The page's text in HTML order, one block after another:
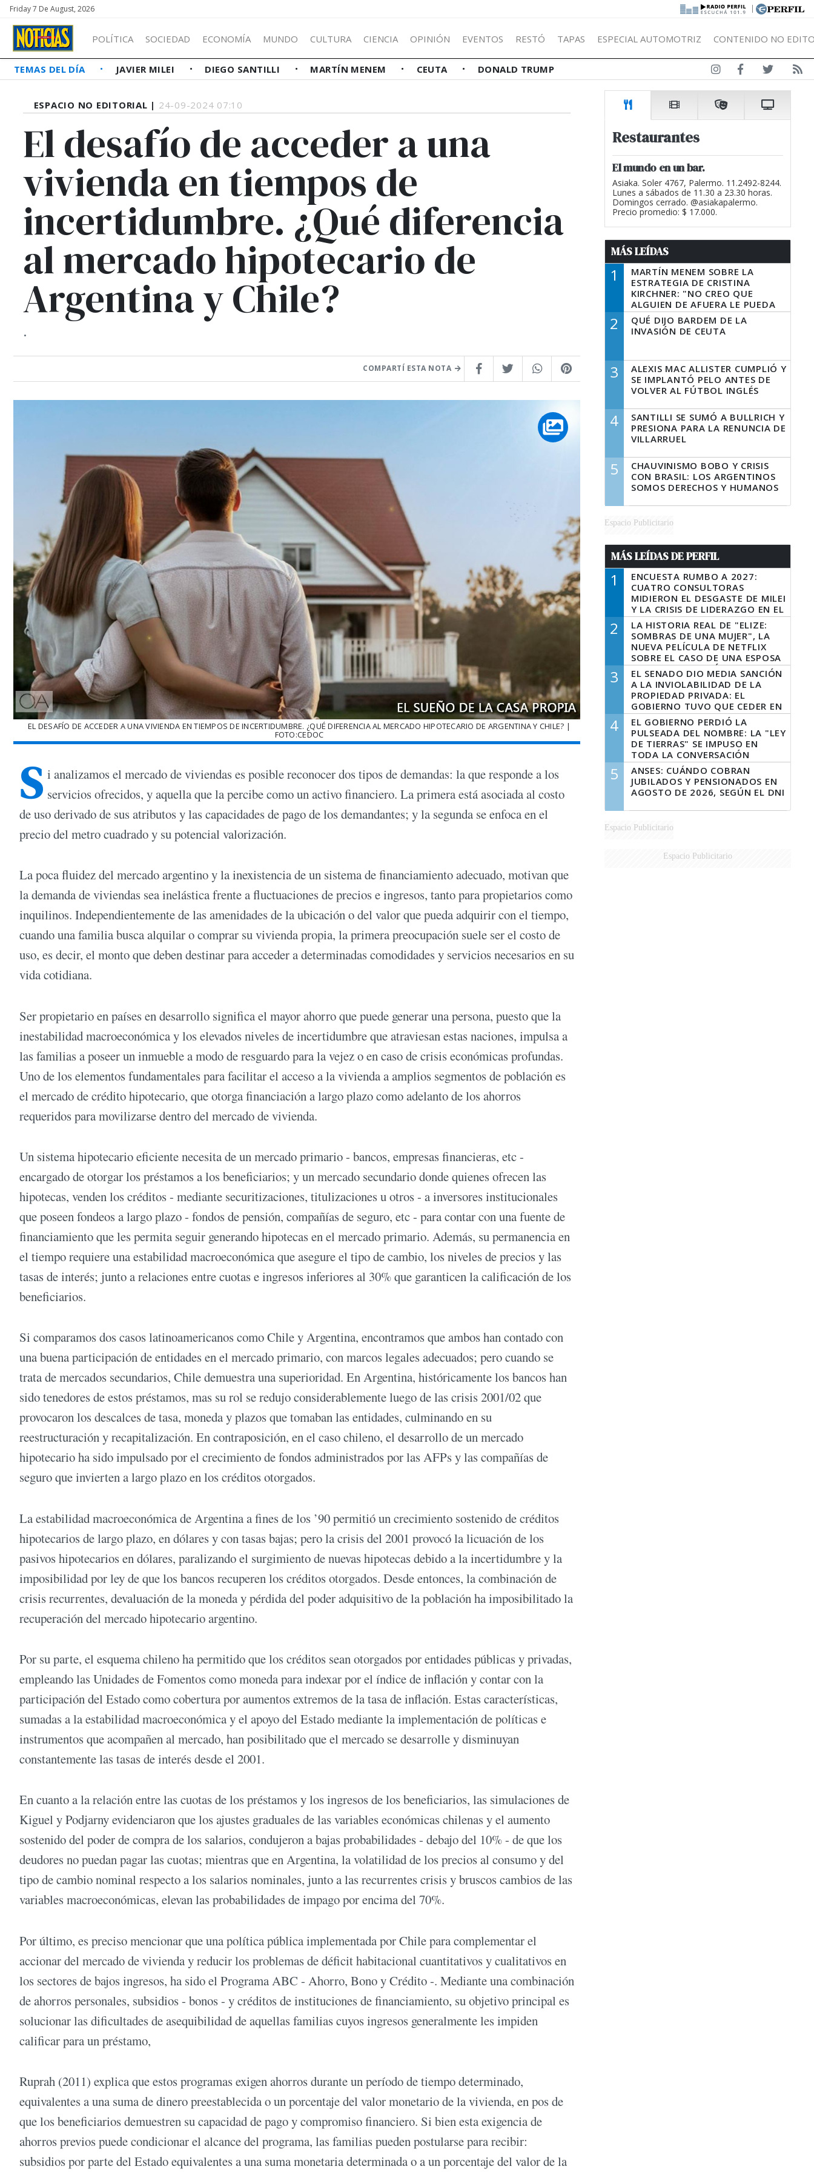
Friday 7 De August, 2026 |
POLÍTICA SOCIEDAD ECONOMÍA MUNDO CULTURA CIENCIA OPINIÓN EVENTOS RESTÓ TAPAS ESPECIAL AUTOMOTRIZ CONTENIDO NO
TEMAS DEL DÍA JAVIER MILEI DIEGO SANTILLI MARTÍN MENEM CEUTA DONALD TRUMP
ESPACIO NO EDITORIAL | 24-09-2024 07:10
El desafío de acceder a una
vivienda en tiempos de
incertidumbre. ¿Qué diferencia
al mercado hipotecario de
Argentina y Chile?
.
COMPARTÍ ESTA NOTA
EL DESAFÍO DE ACCEDER A UNA VIVIENDA EN TIEMPOS DE INCERTIDUMBRE. ¿QUÉ DIFERENCIA AL MERCADO HIPOTECARIO DE ARGENTINA Y CHILE? |
FOTO:CEDOC
S i analizamos el mercado de viviendas es posible reconocer dos tipos de demandas: la que responde a los
servicios ofrecidos, y aquella que la percibe como un activo financiero. La primera está asociada al costo
de uso derivado de sus atributos y las capacidades de pago de los demandantes; y la segunda se enfoca en el
precio del metro cuadrado y su potencial valorización.
La poca fluidez del mercado argentino y la inexistencia de un sistema de financiamiento adecuado, motivan que
la demanda de viviendas sea inelástica frente a fluctuaciones de precios e ingresos, tanto para propietarios como
inquilinos. Independientemente de las amenidades de la ubicación o del valor que pueda adquirir con el tiempo,
cuando una familia busca alquilar o comprar su vivienda propia, la primera preocupación suele ser el costo de
uso, es decir, el monto que deben destinar para acceder a determinadas comodidades y servicios necesarios en su
vida cotidiana.
Ser propietario en países en desarrollo significa el mayor ahorro que puede generar una persona, puesto que la
inestabilidad macroeconómica y los elevados niveles de incertidumbre que atraviesan estas naciones, impulsa a
las familias a poseer un inmueble a modo de resguardo para la vejez o en caso de crisis económicas profundas.
Uno de los elementos fundamentales para facilitar el acceso a la vivienda a amplios segmentos de población es
el mercado de crédito hipotecario, que otorga financiación a largo plazo como adelanto de los ahorros
requeridos para movilizarse dentro del mercado de vivienda.
Un sistema hipotecario eficiente necesita de un mercado primario - bancos, empresas financieras, etc -
encargado de otorgar los préstamos a los beneficiarios; y un mercado secundario donde quienes ofrecen las
hipotecas, venden los créditos - mediante securitizaciones, titulizaciones u otros - a inversores institucionales
que poseen fondeos a largo plazo - fondos de pensión, compañías de seguro, etc - para contar con una fuente de
financiamiento que les permita seguir generando hipotecas en el mercado primario. Además, su permanencia en
el tiempo requiere una estabilidad macroeconómica que asegure el tipo de cambio, los niveles de precios y las
tasas de interés; junto a relaciones entre cuotas e ingresos inferiores al 30% que garanticen la calificación de los
beneficiarios.
Si comparamos dos casos latinoamericanos como Chile y Argentina, encontramos que ambos han contado con
una buena participación de entidades en el mercado primario, con marcos legales adecuados; pero cuando se
trata de mercados secundarios, Chile demuestra una superioridad. En Argentina, históricamente los bancos han
sido tenedores de estos préstamos, mas su rol se redujo considerablemente luego de las crisis 2001/02 que
provocaron los descalces de tasa, moneda y plazos que tomaban las entidades, culminando en su
reestructuración y recapitalización. En contraposición, en el caso chileno, el desarrollo de un mercado
hipotecario ha sido impulsado por el crecimiento de fondos administrados por las AFPs y las compañías de
seguro que invierten a largo plazo en los créditos otorgados.
La estabilidad macroeconómica de Argentina a fines de los ’90 permitió un crecimiento sostenido de créditos
hipotecarios de largo plazo, en dólares y con tasas bajas; pero la crisis del 2001 provocó la licuación de los
pasivos hipotecarios en dólares, paralizando el surgimiento de nuevas hipotecas debido a la incertidumbre y la
imposibilidad por ley de que los bancos recuperen los créditos otorgados. Desde entonces, la combinación de
crisis recurrentes, devaluación de la moneda y pérdida del poder adquisitivo de la población ha imposibilitado la
recuperación del mercado hipotecario argentino.
Por su parte, el esquema chileno ha permitido que los créditos sean otorgados por entidades públicas y privadas,
empleando las Unidades de Fomentos como moneda para indexar por el índice de inflación y contar con la
participación del Estado como cobertura por aumentos extremos de la tasa de inflación. Estas características,
sumadas a la estabilidad macroeconómica y el apoyo del Estado mediante la implementación de políticas e
instrumentos que acompañen al mercado, han posibilitado que el mercado se desarrolle y disminuyan
constantemente las tasas de interés desde el 2001.
En cuanto a la relación entre las cuotas de los préstamos y los ingresos de los beneficiarios, las simulaciones de
Kiguel y Podjarny evidenciaron que los ajustes graduales de las variables económicas chilenas y el aumento
sostenido del poder de compra de los salarios, condujeron a bajas probabilidades - debajo del 10% - de que los
deudores no puedan pagar las cuotas; mientras que en Argentina, la volatilidad de los precios al consumo y del
tipo de cambio nominal respecto a los salarios nominales, junto a las recurrentes crisis y bruscos cambios de las
variables macroeconómicas, elevan las probabilidades de impago por encima del 70%.
Por último, es preciso mencionar que una política pública implementada por Chile para complementar el
accionar del mercado de vivienda y reducir los problemas de déficit habitacional cuantitativos y cualitativos en
los sectores de bajos ingresos, ha sido el Programa ABC - Ahorro, Bono y Crédito -. Mediante una combinación
de ahorros personales, subsidios - bonos - y créditos de instituciones de financiamiento, su objetivo principal es
solucionar las dificultades de asequibilidad de aquellas familias cuyos ingresos generalmente les impiden
calificar para un préstamo,
Ruprah (2011) explica que estos programas exigen ahorros durante un período de tiempo determinado,
equivalentes a una suma de dinero preestablecida o un porcentaje del valor monetario de la vivienda, en pos de
que los beneficiarios demuestren su capacidad de pago y compromiso financiero. Si bien esta exigencia de
ahorros previos puede condicionar el alcance del programa, las familias pueden postularse para recibir:
subsidios por parte del Estado equivalentes a una suma monetaria determinada o a un porcentaje del valor de la
Restaurantes
El mundo en un bar.
Asiaka. Soler 4767, Palermo. 11.2492-8244.
Lunes a sábados de 11.30 a 23.30 horas.
Domingos cerrado. @asiakapalermo.
Precio promedio: $ 17.000.
MÁS LEÍDAS
1
MARTÍN MENEM SOBRE LA
ESTRATEGIA DE CRISTINA
KIRCHNER: "NO CREO QUE
ALGUIEN DE AFUERA LE PUEDA
DECIR A LA JUSTICIA LO QUE
TIENE QUE HACER"
2
QUÉ DIJO BARDEM DE LA
INVASIÓN DE CEUTA
3
ALEXIS MAC ALLISTER CUMPLIÓ Y
SE IMPLANTÓ PELO ANTES DE
VOLVER AL FÚTBOL INGLÉS
4
SANTILLI SE SUMÓ A BULLRICH Y
PRESIONA PARA LA RENUNCIA DE
VILLARRUEL
5
CHAUVINISMO BOBO Y CRISIS
CON BRASIL: LOS ARGENTINOS
SOMOS DERECHOS Y HUMANOS
Espacio Publicitario
MÁS LEÍDAS DE PERFIL
1
ENCUESTA RUMBO A 2027:
CUATRO CONSULTORAS
MIDIERON EL DESGASTE DE MILEI
Y LA CRISIS DE LIDERAZGO EN EL
PERONISMO
2
LA HISTORIA REAL DE "ELIZE:
SOMBRAS DE UNA MUJER", LA
NUEVA PELÍCULA DE NETFLIX
SOBRE EL CASO DE UNA ESPOSA
QUE DESCUARTIZÓ A SU
MARIDO
3
EL SENADO DIO MEDIA SANCIÓN
A LA INVIOLABILIDAD DE LA
PROPIEDAD PRIVADA: EL
GOBIERNO TUVO QUE CEDER EN
LA LEY DEL MANEJO DEL FUEGO
4
EL GOBIERNO PERDIÓ LA
PULSEADA DEL NOMBRE: LA "LEY
DE TIERRAS" SE IMPUSO EN
TODA LA CONVERSACIÓN
DIGITAL
5
ANSES: CUÁNDO COBRAN
JUBILADOS Y PENSIONADOS EN
AGOSTO DE 2026, SEGÚN EL DNI
Espacio Publicitario
Espacio Publicitario